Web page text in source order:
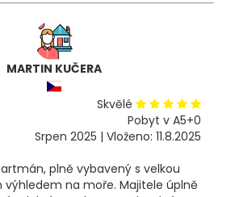
MARTIN KUČERA
Skvělé
Pobyt v A5+0
Srpen 2025 | Vloženo: 11.8.2025
plně vybavený s velkou
výhledem na moře. Majitele úplně